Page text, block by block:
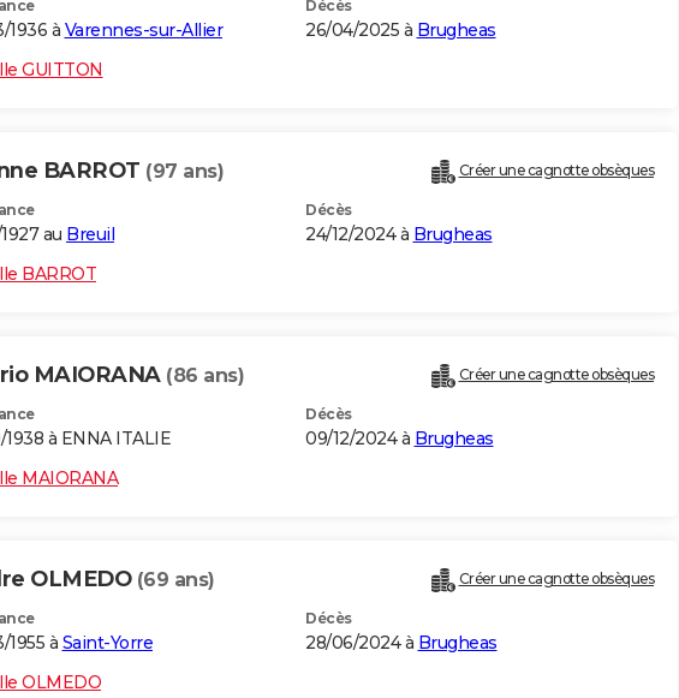
1936 à Varennes-sur-Allier
Décès
26/04/2025 à Brugheas
GUITTON
BARROT (97 ans) Créer une cagnotte obsèques
au Breuil
Décès
24/12/2024 à Brugheas
BARROT
MAIORANA (86 ans) Créer une cagnotte obsèques
1938 à ENNA ITALIE
Décès
09/12/2024 à Brugheas
MAIORANA
OLMEDO (69 ans) Créer une cagnotte obsèques
1955 à Saint-Yorre
Décès
28/06/2024 à Brugheas
OLMEDO